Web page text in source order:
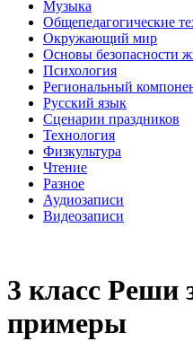
Музыка
Общепедагогические
Окружающий мир
Основы безопасности
Психология
Региональный
Русский язык
Сценарии праздников
Технология
Физкультура
Чтение
Разное
Аудиозаписи
Видеозаписи
3 класс Реши
примеры